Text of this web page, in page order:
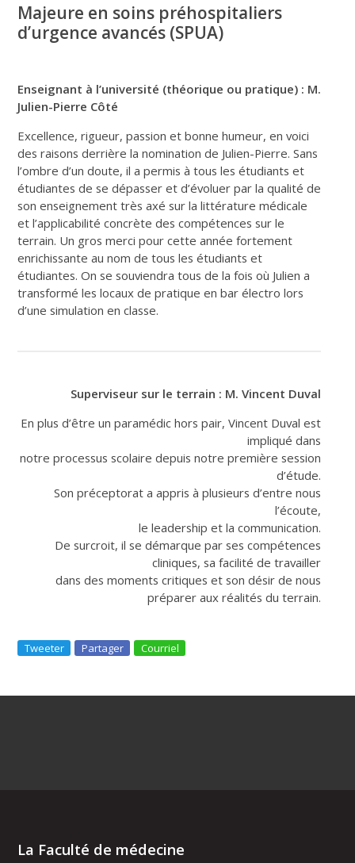
Majeure en soins préhospitaliers
d’urgence avancés (SPUA)
Enseignant à l’université (théorique ou pratique) : M.
Julien-Pierre Côté
Excellence, rigueur, passion et bonne humeur, en voici
des raisons derrière la nomination de Julien-Pierre. Sans
l’ombre d’un doute, il a permis à tous les étudiants et
étudiantes de se dépasser et d’évoluer par la qualité de
son enseignement très axé sur la littérature médicale
et l’applicabilité concrète des compétences sur le
terrain. Un gros merci pour cette année fortement
enrichissante au nom de tous les étudiants et
étudiantes. On se souviendra tous de la fois où Julien a
transformé les locaux de pratique en bar électro lors
d’une simulation en classe.
Superviseur sur le terrain : M. Vincent Duval
En plus d’être un paramédic hors pair, Vincent Duval est
impliqué dans
notre processus scolaire depuis notre première session
d’étude.
Son préceptorat a appris à plusieurs d’entre nous
l’écoute,
le leadership et la communication.
De surcroit, il se démarque par ses compétences
cliniques, sa facilité de travailler
dans des moments critiques et son désir de nous
préparer aux réalités du terrain.
Tweeter Partager Courriel
La Faculté de médecine